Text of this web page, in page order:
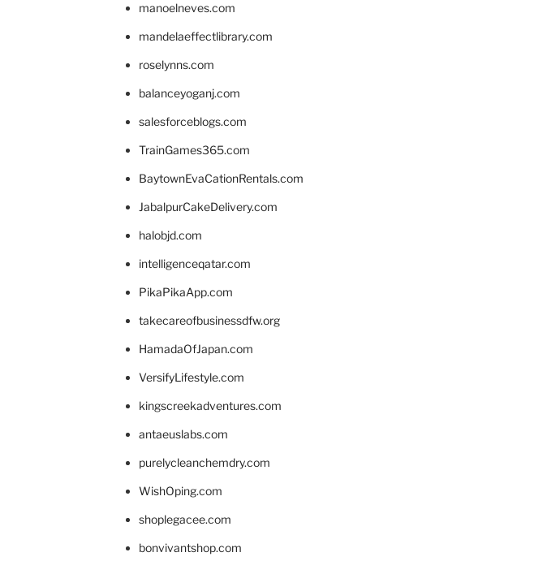
manoelneves.com
mandelaeffectlibrary.com
roselynns.com
balanceyoganj.com
salesforceblogs.com
TrainGames365.com
BaytownEvaCationRentals.com
JabalpurCakeDelivery.com
halobjd.com
intelligenceqatar.com
PikaPikaApp.com
takecareofbusinessdfw.org
HamadaOfJapan.com
VersifyLifestyle.com
kingscreekadventures.com
antaeuslabs.com
purelycleanchemdry.com
WishOping.com
shoplegacee.com
bonvivantshop.com